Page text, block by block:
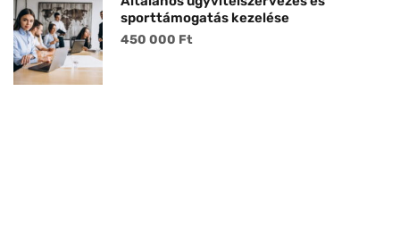
sporttámogatás kezelése
450 000 Ft